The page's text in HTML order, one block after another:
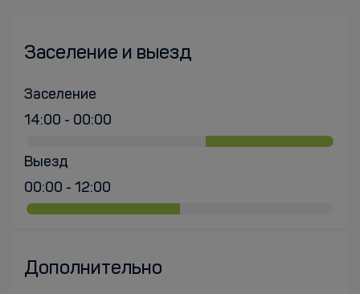
Заселение и выезд
Заселение
14:00 - 00:00
Выезд
00:00 - 12:00
Дополнительно